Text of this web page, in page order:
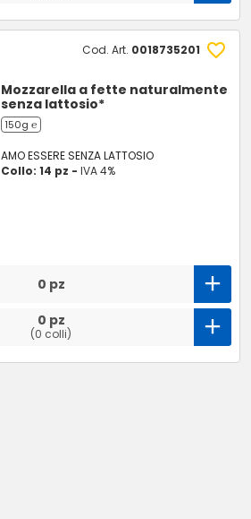
Cod. Art. 0018735201
Mozzarella a fette naturalmente
senza lattosio*
150g ℮
AMO ESSERE SENZA LATTOSIO
Collo: 14 pz -IVA 4%
0 pz
0 pz
(0 colli)